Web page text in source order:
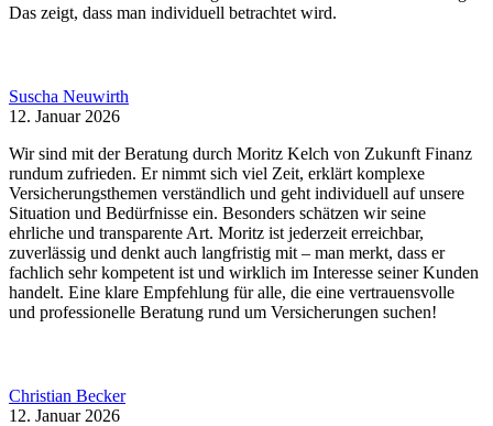
Das zeigt, dass man individuell betrachtet wird.
Suscha Neuwirth
12. Januar 2026
Wir sind mit der Beratung durch Moritz Kelch von Zukunft Finanz
rundum zufrieden. Er nimmt sich viel Zeit, erklärt komplexe
Versicherungsthemen verständlich und geht individuell auf unsere
Situation und Bedürfnisse ein. Besonders schätzen wir seine
ehrliche und transparente Art. Moritz ist jederzeit erreichbar,
zuverlässig und denkt auch langfristig mit – man merkt, dass er
fachlich sehr kompetent ist und wirklich im Interesse seiner Kunden
handelt. Eine klare Empfehlung für alle, die eine vertrauensvolle
und professionelle Beratung rund um Versicherungen suchen!
Christian Becker
12. Januar 2026